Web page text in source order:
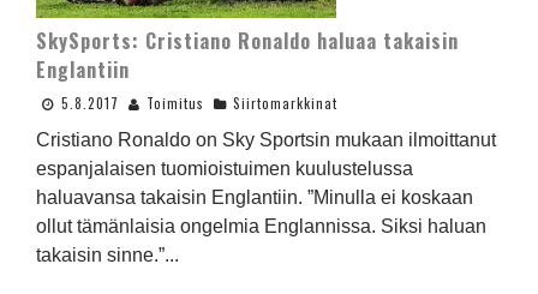
SkySports: Cristiano Ronaldo haluaa takaisin
Englantiin
5.8.2017 Toimitus Siirtomarkkinat
Cristiano Ronaldo on Sky Sportsin mukaan ilmoittanut
espanjalaisen tuomioistuimen kuulustelussa
haluavansa takaisin Englantiin. ”Minulla ei koskaan
ollut tämänlaisia ongelmia Englannissa. Siksi haluan
takaisin sinne.”...